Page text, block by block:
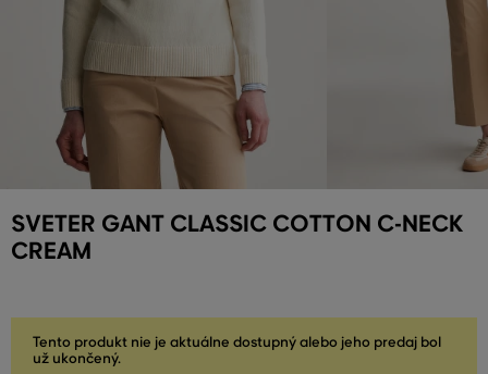
SVETER GANT CLASSIC COTTON C-NECK
CREAM
Tento produkt nie je aktuálne dostupný alebo jeho predaj bol
už ukončený.